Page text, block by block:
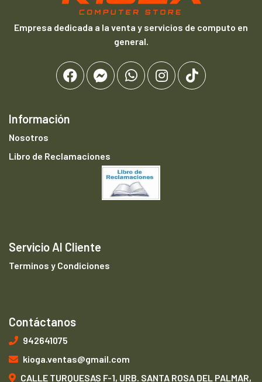
Empresa dedicada a la venta y servicios de computo en
general.
Información
Nosotros
Libro de Reclamaciones
Servicio Al Cliente
Terminos y Condiciones
Contáctanos
942641075
kioga.ventas@gmail.com
CALLE TURQUESAS F-1, URB. SANTA ROSA DEL PALMAR,